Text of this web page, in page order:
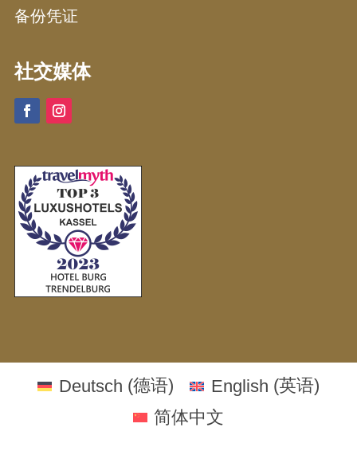
备份凭证
社交媒体
Deutsch (德语) English (英语)
简体中文